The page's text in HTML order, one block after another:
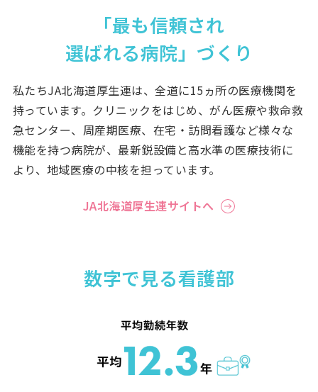
「最も信頼され
選ばれる病院」づくり
私たちJA北海道厚生連は、全道に15ヵ所の医療機関を
持っています。クリニックをはじめ、がん医療や救命救
急センター、周産期医療、在宅・訪問看護など様々な
機能を持つ病院が、最新鋭設備と高水準の医療技術に
より、地域医療の中核を担っています。
JA北海道厚生連サイトへ
数字で見る看護部